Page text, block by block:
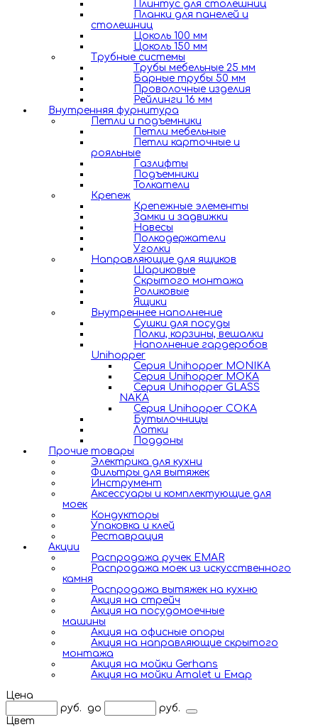
Плинтус для столешниц
Планки для панелей и
столешниц
Цоколь 100 мм
Цоколь 150 мм
Трубные системы
Трубы мебельные 25 мм
Барные трубы 50 мм
Проволочные изделия
Рейлинги 16 мм
Внутренняя фурнитура
Петли и подъемники
Петли мебельные
Петли карточные и
рояльные
Газлифты
Подъемники
Толкатели
Крепеж
Крепежные элементы
Замки и задвижки
Навесы
Полкодержатели
Уголки
Направляющие для ящиков
Шариковые
Скрытого монтажа
Роликовые
Ящики
Внутреннее наполнение
Сушки для посуды
Полки, корзины, вешалки
Наполнение гардеробов
Unihopper
Серия Unihopper MONIKA
Серия Unihopper MOKA
Серия Unihopper GLASS
NAKA
Серия Unihopper COKA
Бутылочницы
Лотки
Поддоны
Прочие товары
Электрика для кухни
Фильтры для вытяжек
Инструмент
Аксессуары и комплектующие для
моек
Кондукторы
Упаковка и клей
Реставрация
Акции
Распродажа ручек EMAR
Распродажа моек из искусственного
камня
Распродажа вытяжек на кухню
Акция на стрейч
Акция на посудомоечные
машины
Акция на офисные опоры
Акция на направляющие скрытого
монтажа
Акция на мойки Gerhans
Акция на мойки Amalet и Емар
Цена
руб.
до
руб.
Цвет